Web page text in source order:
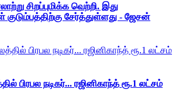
சிறப்புமிக்க வெற்றி. இது
சேர்த்துள்ளது - ஜேசன்
பிரபல நடிகர்... ரஜினிகாந்த் ரூ.1 லட்சம்